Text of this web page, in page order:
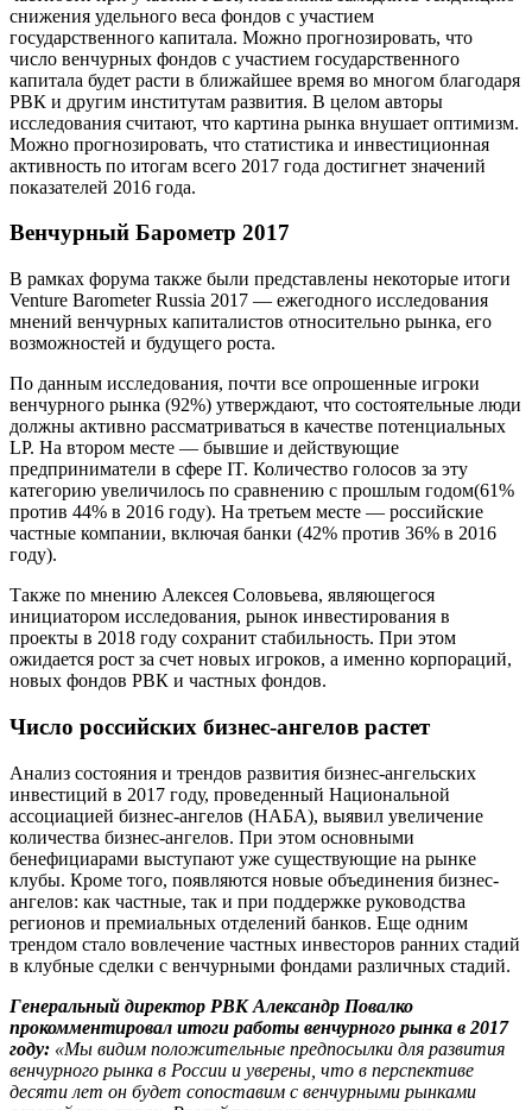
снижения удельного веса фондов с участием
государственного капитала. Можно прогнозировать, что
число венчурных фондов с участием государственного
капитала будет расти в ближайшее время во многом благодаря
РВК и другим институтам развития. В целом авторы
исследования считают, что картина рынка внушает оптимизм.
Можно прогнозировать, что статистика и инвестиционная
активность по итогам всего 2017 года достигнет значений
показателей 2016 года.
Венчурный Барометр 2017
В рамках форума также были представлены некоторые итоги
Venture Barometer Russia 2017 — ежегодного исследования
мнений венчурных капиталистов относительно рынка, его
возможностей и будущего роста.
По данным исследования, почти все опрошенные игроки
венчурного рынка (92%) утверждают, что состоятельные люди
должны активно рассматриваться в качестве потенциальных
LP. На втором месте — бывшие и действующие
предприниматели в сфере IT. Количество голосов за эту
категорию увеличилось по сравнению с прошлым годом(61%
против 44% в 2016 году). На третьем месте — российские
частные компании, включая банки (42% против 36% в 2016
году).
Также по мнению Алексея Соловьева, являющегося
инициатором исследования, рынок инвестирования в
проекты в 2018 году сохранит стабильность. При этом
ожидается рост за счет новых игроков, а именно корпораций,
новых фондов РВК и частных фондов.
Число российских бизнес-ангелов растет
Анализ состояния и трендов развития бизнес-ангельских
инвестиций в 2017 году, проведенный Национальной
ассоциацией бизнес-ангелов (НАБА), выявил увеличение
количества бизнес-ангелов. При этом основными
бенефициарами выступают уже существующие на рынке
клубы. Кроме того, появляются новые объединения бизнес-
ангелов: как частные, так и при поддержке руководства
регионов и премиальных отделений банков. Еще одним
трендом стало вовлечение частных инвесторов ранних стадий
в клубные сделки с венчурными фондами различных стадий.
Генеральный директор РВК Александр Повалко
прокомментировал итоги работы венчурного рынка в 2017
году: «Мы видим положительные предпосылки для развития
венчурного рынка в России и уверены, что в перспективе
десяти лет он будет сопоставим с венчурными рынками